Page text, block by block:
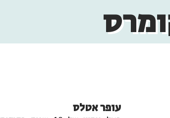
עופר אטלס